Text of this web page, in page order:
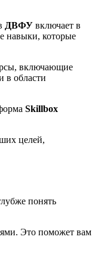
ДВФУ включает в
навыки, которые
включающие
в области
Skillbox
целей,
понять
Это поможет вам